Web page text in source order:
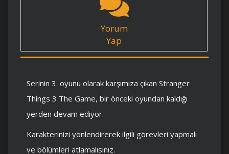
Yorum
Yap
Serinin 3. oyunu olarak karşımıza çıkan Stranger
Things 3 The Game, bir önceki oyundan kaldığı
yerden devam ediyor.
Karakterinizi yönlendirerek ilgili görevleri yapmalı
ve bölümleri atlamalısınız.